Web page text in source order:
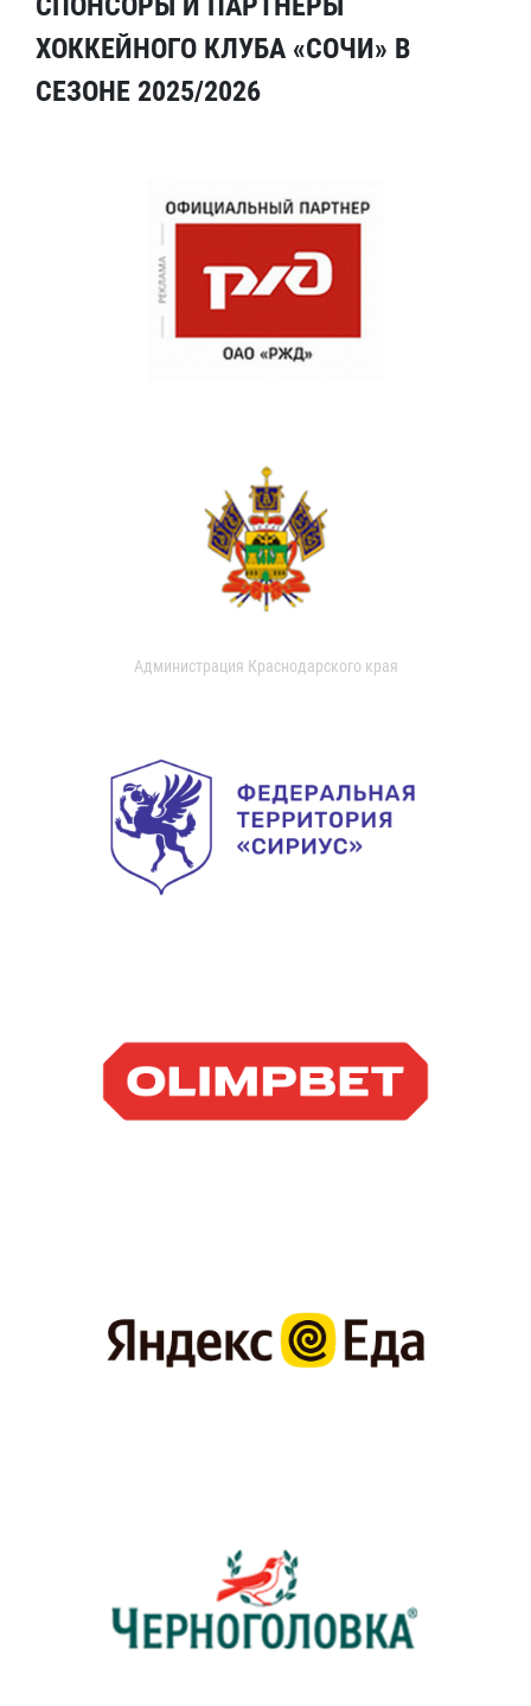
ХОККЕЙНОГО КЛУБА «СОЧИ» В
СЕЗОНЕ 2025/2026
Администрация Краснодарского края